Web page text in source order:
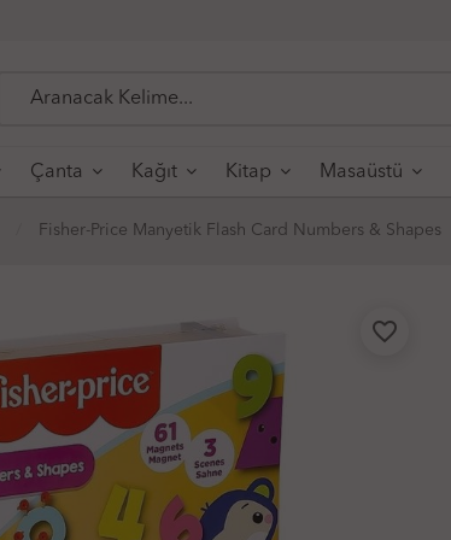
Çanta Kağıt Kitap Masaüstü
Fisher-Price Manyetik Flash Card Numbers & Shapes
favorite_border